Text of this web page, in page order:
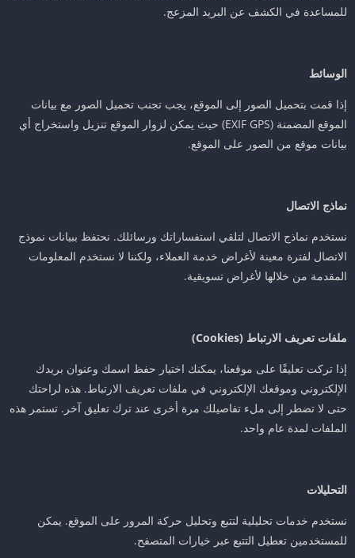
للمساعدة في الكشف عن البريد المزعج.
الوسائط
إذا قمت بتحميل الصور إلى الموقع، يجب تجنب تحميل الصور مع بيانات
الموقع المضمنة (EXIF GPS) حيث يمكن لزوار الموقع تنزيل واستخراج أي
بيانات موقع من الصور على الموقع.
نماذج الاتصال
نستخدم نماذج الاتصال لتلقي استفساراتك ورسائلك. نحتفظ ببيانات نموذج
الاتصال لفترة معينة لأغراض خدمة العملاء، ولكننا لا نستخدم المعلومات
المقدمة من خلالها لأغراض تسويقية.
ملفات تعريف الارتباط (Cookies)
إذا تركت تعليقًا على موقعنا، يمكنك اختيار حفظ اسمك وعنوان بريدك
الإلكتروني وموقعك الإلكتروني في ملفات تعريف الارتباط. هذه لراحتك
حتى لا تضطر إلى ملء تفاصيلك مرة أخرى عند ترك تعليق آخر. تستمر هذه
الملفات لمدة عام واحد.
التحليلات
نستخدم خدمات تحليلية لتتبع وتحليل حركة المرور على الموقع. يمكن
للمستخدمين تعطيل التتبع عبر خيارات المتصفح.